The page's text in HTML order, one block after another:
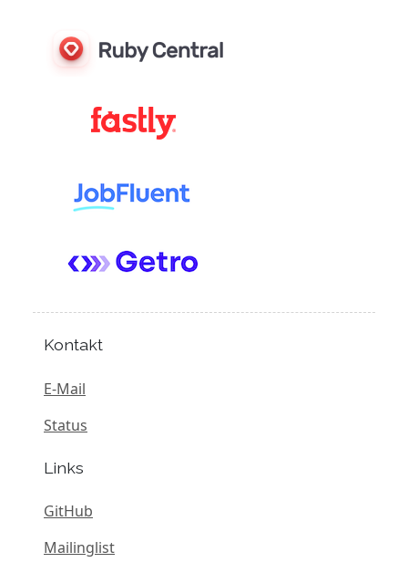
Kontakt
E-Mail
Status
Links
GitHub
Mailinglist